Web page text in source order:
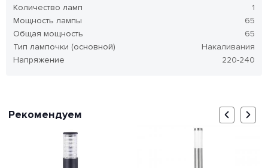
Количество ламп
1
Мощность лампы
65
Общая мощность
65
Тип лампочки (основной)
Накаливания
Напряжение
220-240
Рекомендуем